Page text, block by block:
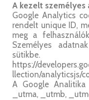
A kezelt személyes
Google Analytics
rendelt unique ID,
meg a
Személyes
https://
llection/analyticsjs/
A Google
_utma, _utmb,